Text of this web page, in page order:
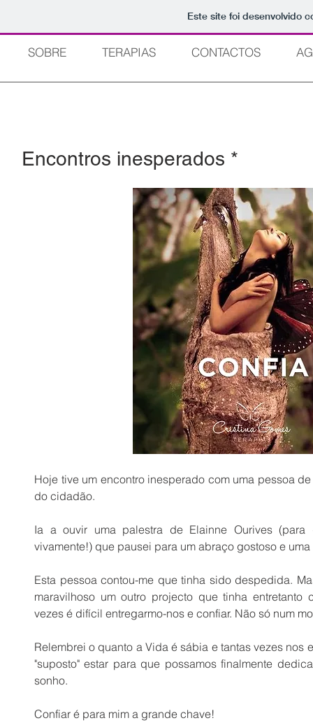
Este site foi desenvolvido
SOBRE TERAPIAS CONTACTOS
Encontros inesperados *
Hoje tive um encontro inesperado com uma pessoa
do cidadão.
Ia a ouvir uma palestra de Elainne Ourives (para
vivamente!) que pausei para um abraço gostoso e
Esta pessoa contou-me que tinha sido despedida.
maravilhoso um outro projecto que tinha
vezes é difícil entregarmo-nos e confiar. Não só num
Relembrei o quanto a Vida é sábia e tantas vezes nos
"suposto" estar para que possamos finalmente
sonho.
Confiar é para mim a grande chave!